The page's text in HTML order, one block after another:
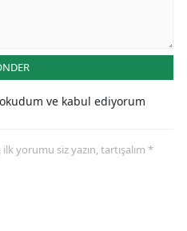
okudum ve kabul ediyorum
yorumu siz yazın, tartışalım *